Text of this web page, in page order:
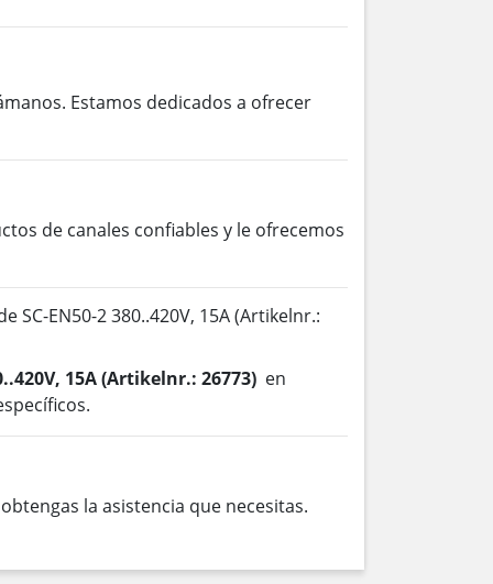
Estamos dedicados a ofrecer
de canales confiables y le ofrecemos
EN50-2 380..420V, 15A (Artikelnr.:
15A (Artikelnr.: 26773) en
la asistencia que necesitas.